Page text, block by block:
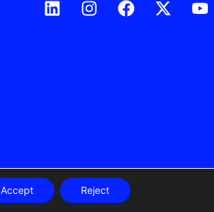
Accept Reject